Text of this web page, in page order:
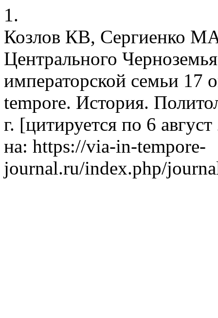
1.
Козлов КВ, Сергиенко
Центрального
императорской семьи 17
tempore. История.
г. [цитируется по 6
на: https://via-in-tempore-
journal.ru/index.php/